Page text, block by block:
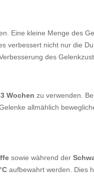
Eine kleine Menge des
verbessert nicht nur die
des
Wochen zu verwenden.
allmählich
sowie während der
aufbewahrt werden. Dies